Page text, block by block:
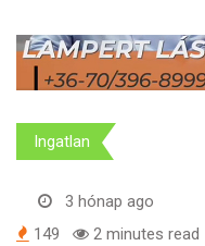
Ingatlan
3 hónap ago
149
2 minutes read